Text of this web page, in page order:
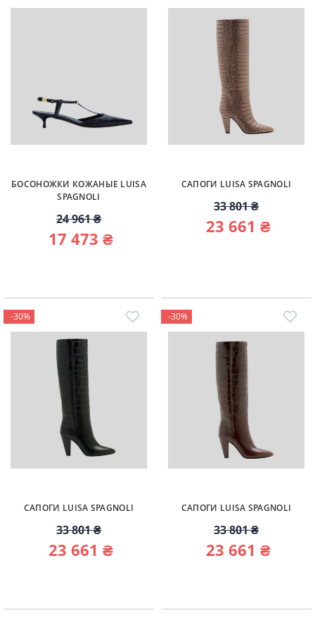
БОСОНОЖКИ КОЖАНЫЕ LUISA
SPAGNOLI
24 961 ₴
17 473 ₴
САПОГИ LUISA SPAGNOLI
33 801 ₴
23 661 ₴
-30%
САПОГИ LUISA SPAGNOLI
33 801 ₴
23 661 ₴
-30%
САПОГИ LUISA SPAGNOLI
33 801 ₴
23 661 ₴